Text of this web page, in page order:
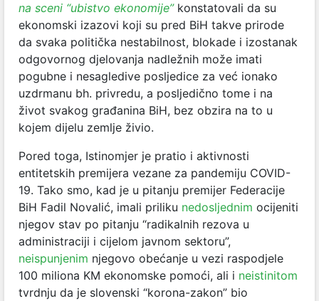
na sceni “ubistvo ekonomije”konstatovali da su
ekonomski izazovi koji su pred BiH takve prirode
da svaka politička nestabilnost, blokade i izostanak
odgovornog djelovanja nadležnih može imati
pogubne i nesagledive posljedice za već ionako
uzdrmanu bh. privredu, a posljedično tome i na
život svakog građanina BiH, bez obzira na to u
kojem dijelu zemlje živio.
Pored toga, Istinomjer je pratio i aktivnosti
entitetskih premijera vezane za pandemiju COVID-
19. Tako smo, kad je u pitanju premijer Federacije
BiH Fadil Novalić, imali priliku nedosljednim ocijeniti
njegov stav po pitanju “radikalnih rezova u
administraciji i cijelom javnom sektoru”,
neispunjenim njegovo obećanje u vezi raspodjele
100 miliona KM ekonomske pomoći, ali i neistinitom
tvrdnju da je slovenski “korona-zakon” bio